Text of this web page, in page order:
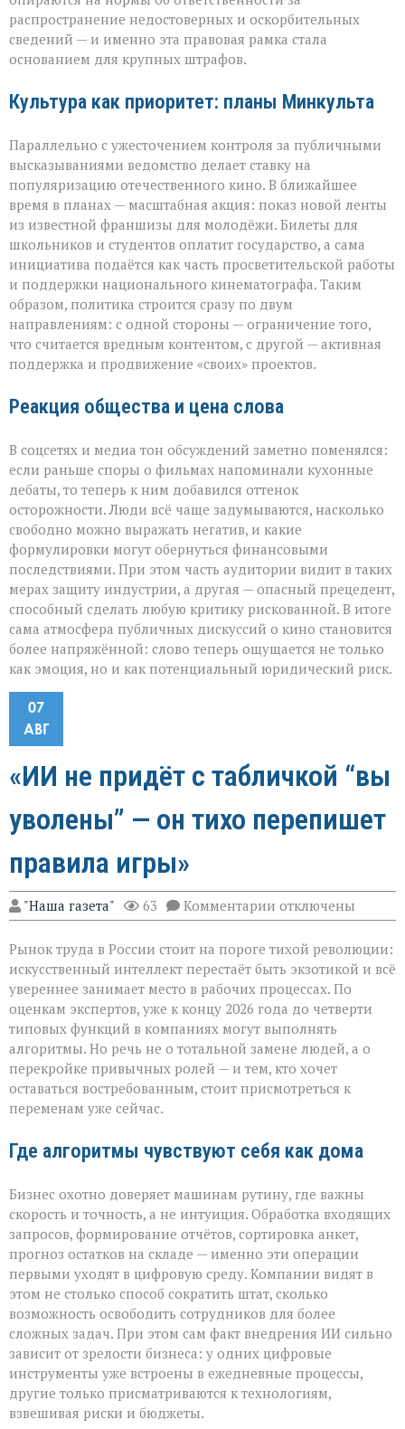
распространение недостоверных и оскорбительных
сведений — и именно эта правовая рамка стала
основанием для крупных штрафов.
Культура как приоритет: планы Минкульта
Параллельно с ужесточением контроля за публичными
высказываниями ведомство делает ставку на
популяризацию отечественного кино. В ближайшее
время в планах — масштабная акция: показ новой ленты
из известной франшизы для молодёжи. Билеты для
школьников и студентов оплатит государство, а сама
инициатива подаётся как часть просветительской работы
и поддержки национального кинематографа. Таким
образом, политика строится сразу по двум
направлениям: с одной стороны — ограничение того,
что считается вредным контентом, с другой — активная
поддержка и продвижение «своих» проектов.
Реакция общества и цена слова
В соцсетях и медиа тон обсуждений заметно поменялся:
если раньше споры о фильмах напоминали кухонные
дебаты, то теперь к ним добавился оттенок
осторожности. Люди всё чаще задумываются, насколько
свободно можно выражать негатив, и какие
формулировки могут обернуться финансовыми
последствиями. При этом часть аудитории видит в таких
мерах защиту индустрии, а другая — опасный прецедент,
способный сделать любую критику рискованной. В итоге
сама атмосфера публичных дискуссий о кино становится
более напряжённой: слово теперь ощущается не только
как эмоция, но и как потенциальный юридический риск.
07
АВГ
«ИИ не придёт с табличкой “вы
уволены” — он тихо перепишет
правила игры»
"Наша газета" 63 Комментарии к
записи
не
придёт
табличкой
“вы
уволены” — он
тихо
перепишет
правила
игры»
отключены
Рынок труда в России стоит на пороге тихой революции:
искусственный интеллект перестаёт быть экзотикой и всё
увереннее занимает место в рабочих процессах. По
оценкам экспертов, уже к концу 2026 года до четверти
типовых функций в компаниях могут выполнять
алгоритмы. Но речь не о тотальной замене людей, а о
перекройке привычных ролей — и тем, кто хочет
оставаться востребованным, стоит присмотреться к
переменам уже сейчас.
Где алгоритмы чувствуют себя как дома
Бизнес охотно доверяет машинам рутину, где важны
скорость и точность, а не интуиция. Обработка входящих
запросов, формирование отчётов, сортировка анкет,
прогноз остатков на складе — именно эти операции
первыми уходят в цифровую среду. Компании видят в
этом не столько способ сократить штат, сколько
возможность освободить сотрудников для более
сложных задач. При этом сам факт внедрения ИИ сильно
зависит от зрелости бизнеса: у одних цифровые
инструменты уже встроены в ежедневные процессы,
другие только присматриваются к технологиям,
взвешивая риски и бюджеты.